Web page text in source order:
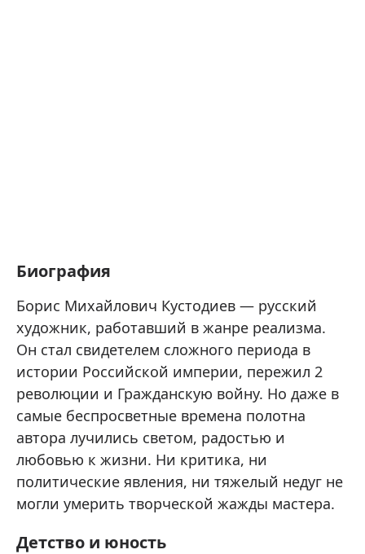
Биография
Борис Михайлович Кустодиев — русский
художник, работавший в жанре реализма.
Он стал свидетелем сложного периода в
истории Российской империи, пережил 2
революции и Гражданскую войну. Но даже в
самые беспросветные времена полотна
автора лучились светом, радостью и
любовью к жизни. Ни критика, ни
политические явления, ни тяжелый недуг не
могли умерить творческой жажды мастера.
Детство и юность